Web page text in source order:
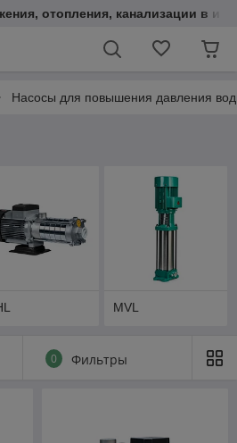
отопления, канализации в
Насосы для повышения давления
MVL
0 Фильтры